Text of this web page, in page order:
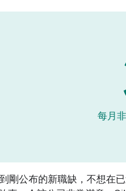
每月
剛公布的新職缺，不想在